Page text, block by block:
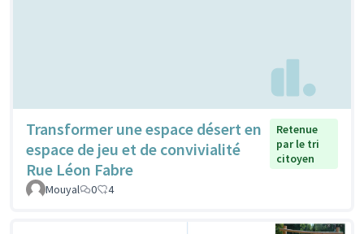
Transformer une espace désert en
espace de jeu et de convivialité
Rue Léon Fabre
Retenue
par le tri
citoyen
Mouyal 0 4